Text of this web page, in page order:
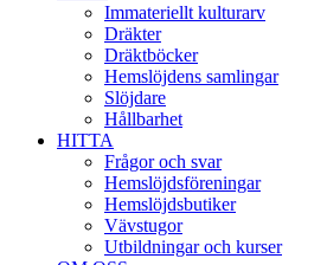
Immateriellt kulturarv
Dräkter
Dräktböcker
Hemslöjdens samlingar
Slöjdare
Hållbarhet
HITTA
Frågor och svar
Hemslöjdsföreningar
Hemslöjdsbutiker
Vävstugor
Utbildningar och kurser